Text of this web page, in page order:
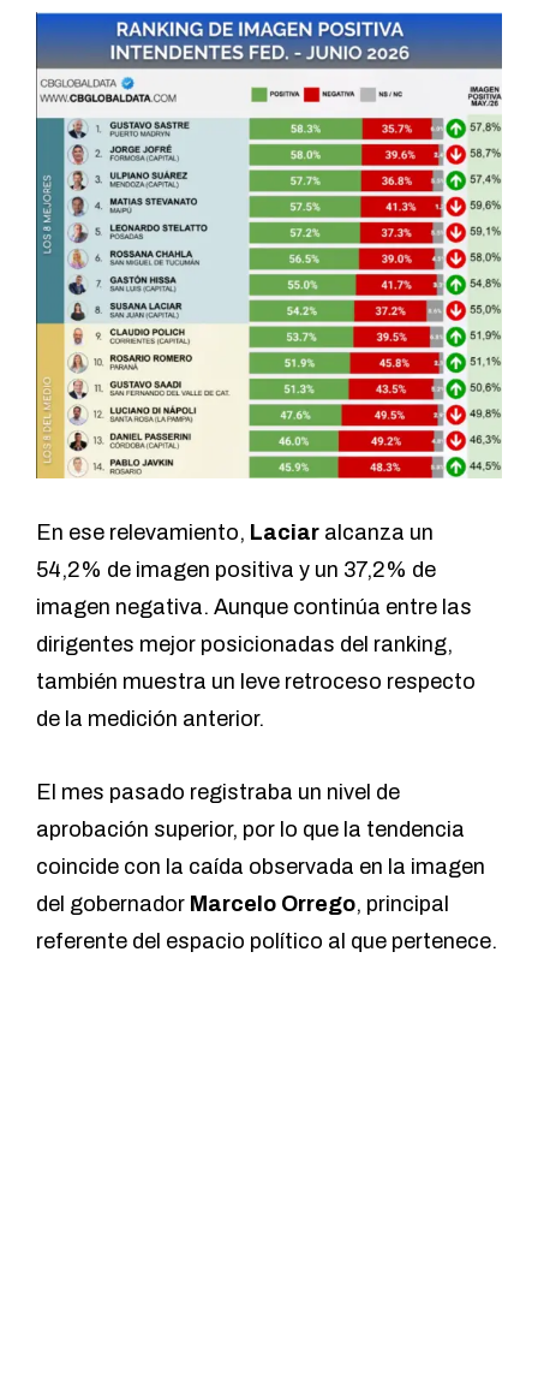
En ese relevamiento, Laciar alcanza un
54,2% de imagen positiva y un 37,2% de
imagen negativa. Aunque continúa entre las
dirigentes mejor posicionadas del ranking,
también muestra un leve retroceso respecto
de la medición anterior.
El mes pasado registraba un nivel de
aprobación superior, por lo que la tendencia
coincide con la caída observada en la imagen
del gobernador Marcelo Orrego, principal
referente del espacio político al que pertenece.